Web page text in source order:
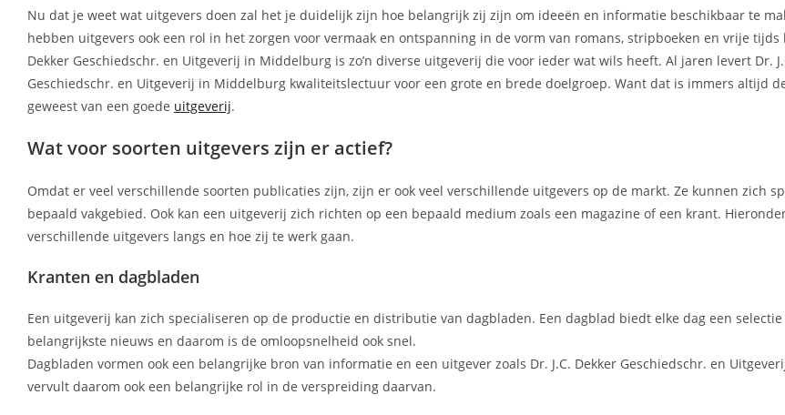
Nu dat je weet wat uitgevers doen zal het je duidelijk zijn hoe belangrijk zij zijn om ideeën en informatie beschikbaar te
hebben uitgevers ook een rol in het zorgen voor vermaak en ontspanning in de vorm van romans, stripboeken en vrije tijds
Dekker Geschiedschr. en Uitgeverij in Middelburg is zo’n diverse uitgeverij die voor ieder wat wils heeft. Al jaren levert Dr.
Geschiedschr. en Uitgeverij in Middelburg kwaliteitslectuur voor een grote en brede doelgroep. Want dat is immers altijd
geweest van een goede uitgeverij.
Wat voor soorten uitgevers zijn er actief?
Omdat er veel verschillende soorten publicaties zijn, zijn er ook veel verschillende uitgevers op de markt. Ze kunnen zich
bepaald vakgebied. Ook kan een uitgeverij zich richten op een bepaald medium zoals een magazine of een krant.
verschillende uitgevers langs en hoe zij te werk gaan.
Kranten en dagbladen
Een uitgeverij kan zich specialiseren op de productie en distributie van dagbladen. Een dagblad biedt elke dag een
belangrijkste nieuws en daarom is de omloopsnelheid ook snel.
Dagbladen vormen ook een belangrijke bron van informatie en een uitgever zoals Dr. J.C. Dekker Geschiedschr. en
vervult daarom ook een belangrijke rol in de verspreiding daarvan.